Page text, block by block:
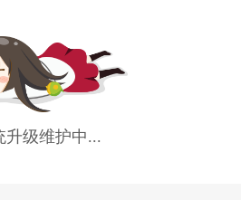
升级维护中...